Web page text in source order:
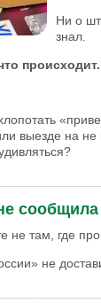
Ни о
знал.
происходит.
выезде на
не там, где
не